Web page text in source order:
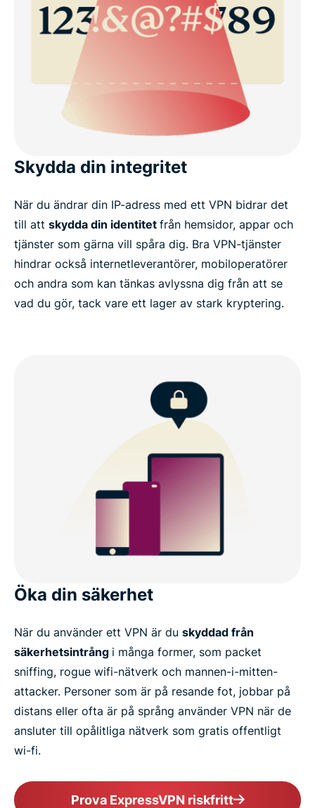
Skydda din integritet
När du ändrar din IP-adress med ett VPN bidrar det
till att skydda din identitet från hemsidor, appar och
tjänster som gärna vill spåra dig. Bra VPN-tjänster
hindrar också internetleverantörer, mobiloperatörer
och andra som kan tänkas avlyssna dig från att se
vad du gör, tack vare ett lager av stark kryptering.
Öka din säkerhet
När du använder ett VPN är du skyddad från
säkerhetsintrång i många former, som packet
sniffing, rogue wifi-nätverk och mannen-i-mitten-
attacker. Personer som är på resande fot, jobbar på
distans eller ofta är på språng använder VPN när de
ansluter till opålitliga nätverk som gratis offentligt
wi-fi.
Prova ExpressVPN riskfritt